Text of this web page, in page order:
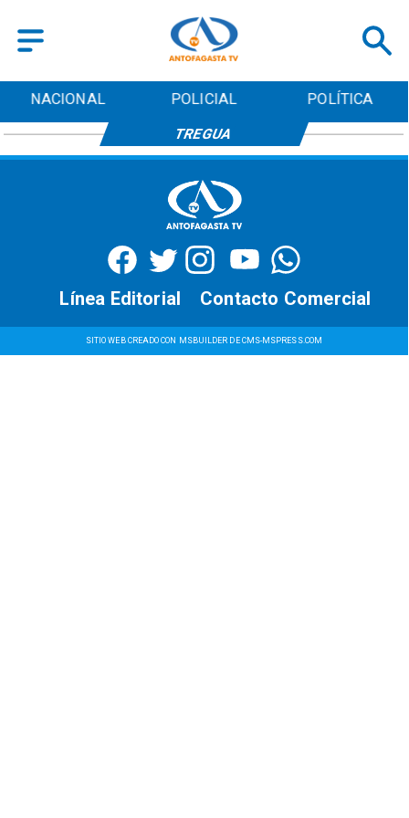
NACIONAL POLICIAL POLÍTICA
TREGUA
SITIO WEB CREADO CON MSBUILDER DE CMS-MSPRESS.COM
Contacto Comercial
Línea Editorial